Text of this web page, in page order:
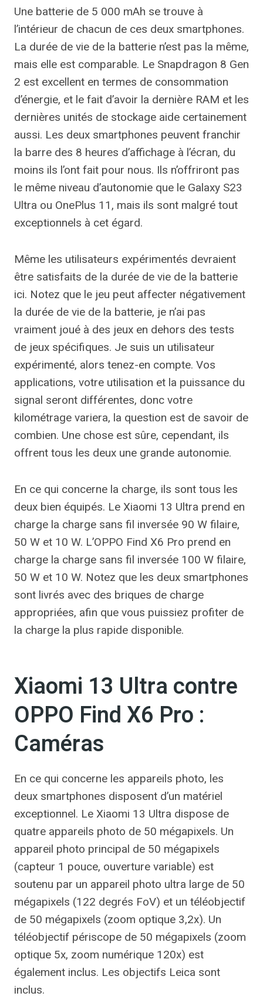
Une batterie de 5 000 mAh se trouve à
l’intérieur de chacun de ces deux smartphones.
La durée de vie de la batterie n’est pas la même,
mais elle est comparable. Le Snapdragon 8 Gen
2 est excellent en termes de consommation
d’énergie, et le fait d’avoir la dernière RAM et les
dernières unités de stockage aide certainement
aussi. Les deux smartphones peuvent franchir
la barre des 8 heures d’affichage à l’écran, du
moins ils l’ont fait pour nous. Ils n’offriront pas
le même niveau d’autonomie que le Galaxy S23
Ultra ou OnePlus 11, mais ils sont malgré tout
exceptionnels à cet égard.
Même les utilisateurs expérimentés devraient
être satisfaits de la durée de vie de la batterie
ici. Notez que le jeu peut affecter négativement
la durée de vie de la batterie, je n’ai pas
vraiment joué à des jeux en dehors des tests
de jeux spécifiques. Je suis un utilisateur
expérimenté, alors tenez-en compte. Vos
applications, votre utilisation et la puissance du
signal seront différentes, donc votre
kilométrage variera, la question est de savoir de
combien. Une chose est sûre, cependant, ils
offrent tous les deux une grande autonomie.
En ce qui concerne la charge, ils sont tous les
deux bien équipés. Le Xiaomi 13 Ultra prend en
charge la charge sans fil inversée 90 W filaire,
50 W et 10 W. L’OPPO Find X6 Pro prend en
charge la charge sans fil inversée 100 W filaire,
50 W et 10 W. Notez que les deux smartphones
sont livrés avec des briques de charge
appropriées, afin que vous puissiez profiter de
la charge la plus rapide disponible.
Xiaomi 13 Ultra contre
OPPO Find X6 Pro :
Caméras
En ce qui concerne les appareils photo, les
deux smartphones disposent d’un matériel
exceptionnel. Le Xiaomi 13 Ultra dispose de
quatre appareils photo de 50 mégapixels. Un
appareil photo principal de 50 mégapixels
(capteur 1 pouce, ouverture variable) est
soutenu par un appareil photo ultra large de 50
mégapixels (122 degrés FoV) et un téléobjectif
de 50 mégapixels (zoom optique 3,2x). Un
téléobjectif périscope de 50 mégapixels (zoom
optique 5x, zoom numérique 120x) est
également inclus. Les objectifs Leica sont
inclus.